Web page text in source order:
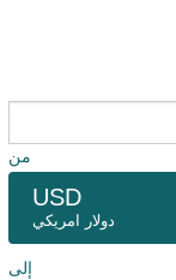
من
USD
دولار امريكي
إلى